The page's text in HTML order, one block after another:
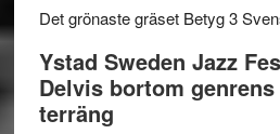
Det grönaste gräset Betyg 3
Ystad Sweden Jazz
Delvis bortom
terräng